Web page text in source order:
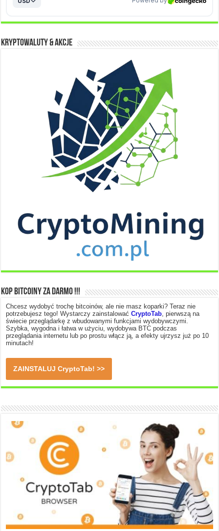
Kryptowaluty & Akcje
Kop Bitcoiny za Darmo !!!
Chcesz wydobyć trochę bitcoinów, ale nie masz koparki? Teraz nie
potrzebujesz tego! Wystarczy zainstalowaćCryptoTab, pierwszą na
świecie przeglądarkę z wbudowanymi funkcjami wydobywczymi.
Szybka, wygodna i łatwa w użyciu, wydobywa BTC podczas
przeglądania internetu lub po prostu włącz ją, a efekty ujrzysz już po 10
minutach!
ZAINSTALUJCryptoTab! >>